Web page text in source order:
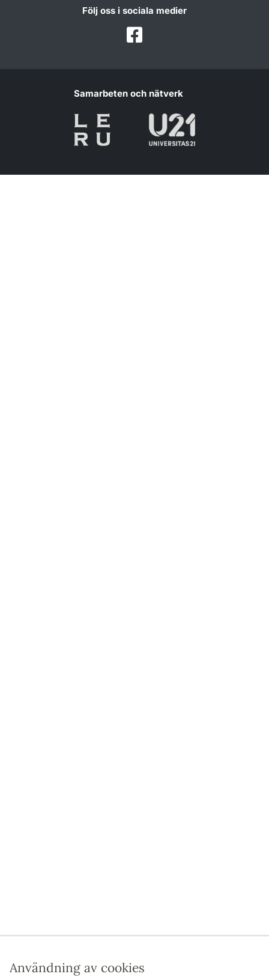
Användning av cookies
Följ oss i sociala medier
Facebook
Samarbeten och nätverk